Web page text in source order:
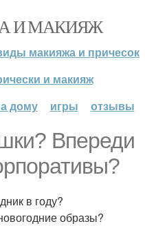
И МАКИЯЖ
макияжа и причесок
и макияж
дому
игры отзывы
Впереди
в году?
образы?